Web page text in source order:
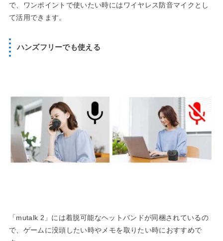
で、ワンポイントで使いたい時にはワイヤレス防音マイクとし
て活用できます。
ハンズフリーでも使える
「mutalk 2」には着脱可能なヘットバンドが同梱されているの
で、ゲームに没頭したい時やメモを取りたい時におすすめで